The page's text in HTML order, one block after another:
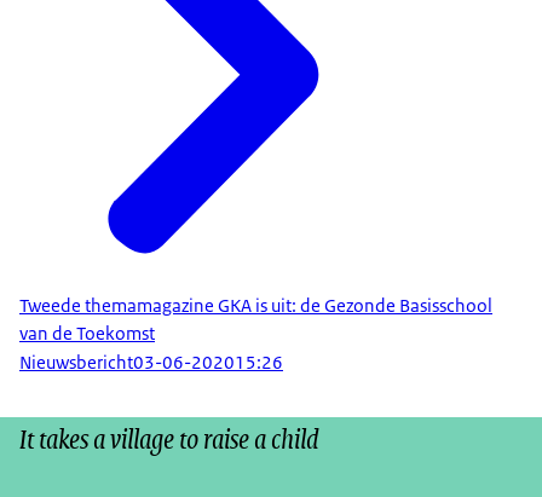
Tweede themamagazine GKA is uit: de Gezonde Basisschool
van de Toekomst
Nieuwsbericht03-06-202015:26
It takes a village to raise a child